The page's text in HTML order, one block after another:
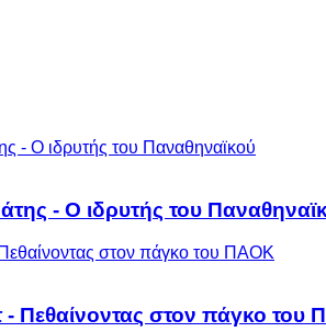
- Ο ιδρυτής του
- Πεθαίνοντας στον πάγκο του